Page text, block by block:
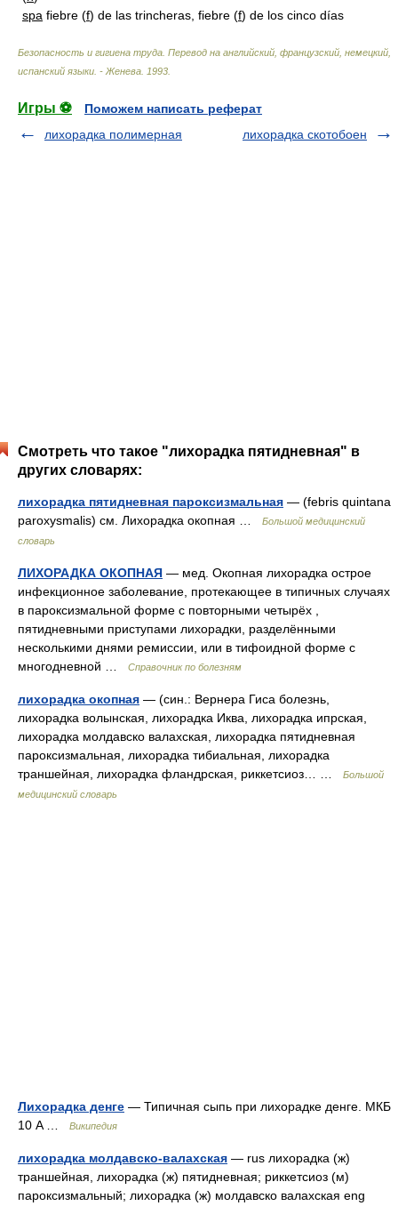
spa fiebre (f) de las trincheras, fiebre (f) de los cinco días
Безопасность и гигиена труда. Перевод на английский, французский, немецкий,
испанский языки. - Женева 1993
Игры ⚽
Поможем написать реферат
лихорадка полимерная
лихорадка скотобоен
Смотреть что такое "лихорадка пятидневная" в
других словарях:
лихорадка пятидневная пароксизмальная — (febris quintana
paroxysmalis) см. Лихорадка окопная …
Большой медицинский
словарь
ЛИХОРАДКА ОКОПНАЯ — мед. Окопная лихорадка острое
инфекционное заболевание, протекающее в типичных случаях
в пароксизмальной форме с повторными четырёх ,
пятидневными приступами лихорадки, разделёнными
несколькими днями ремиссии, или в тифоидной форме с
многодневной …
Справочник по болезням
лихорадка окопная — (син.: Вернера Гиса болезнь,
лихорадка волынская, лихорадка Иква, лихорадка ипрская,
лихорадка молдавско валахская, лихорадка пятидневная
пароксизмальная, лихорадка тибиальная, лихорадка
траншейная, лихорадка фландрская, риккетсиоз… …
Большой
медицинский словарь
Лихорадка денге — Типичная сыпь при лихорадке денге. МКБ
10 A …
Википедия
лихорадка молдавско-валахская — rus лихорадка (ж)
траншейная, лихорадка (ж) пятидневная; риккетсиоз (м)
пароксизмальный; лихорадка (ж) молдавско валахская eng